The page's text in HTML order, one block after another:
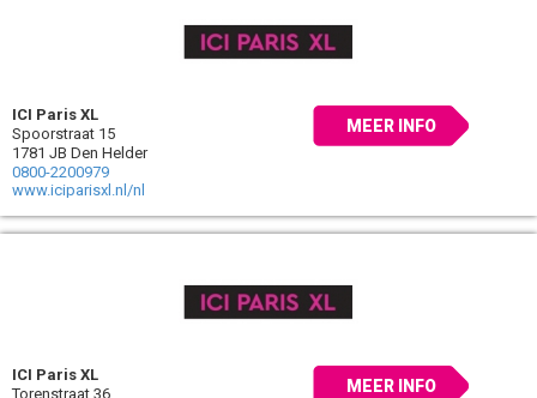
ICI Paris XL
Spoorstraat 15
1781 JB Den Helder
0800-2200979
www.iciparisxl.nl/nl
MEER INFO
ICI Paris XL
Torenstraat 36
MEER INFO